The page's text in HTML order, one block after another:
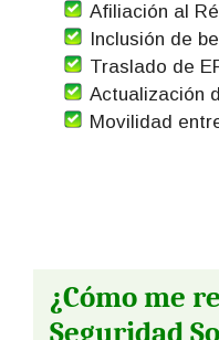
Afiliación al
Inclusión de
Traslado de
Actualización
Movilidad
¿Cómo me